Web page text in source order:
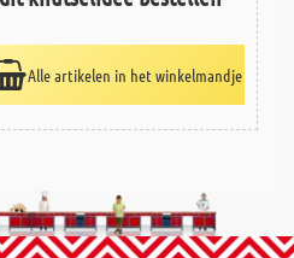
Alle artikelen in het winkelmandje